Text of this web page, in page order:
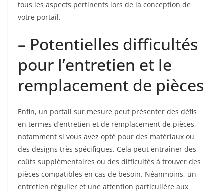
tous les aspects pertinents lors de la conception de
votre portail.
– Potentielles difficultés
pour l’entretien et le
remplacement de pièces
Enfin, un portail sur mesure peut présenter des défis
en termes d’entretien et de remplacement de pièces,
notamment si vous avez opté pour des matériaux ou
des designs très spécifiques. Cela peut entraîner des
coûts supplémentaires ou des difficultés à trouver des
pièces compatibles en cas de besoin. Néanmoins, un
entretien régulier et une attention particulière aux